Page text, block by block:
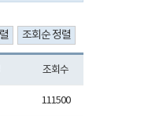
조회수
111500